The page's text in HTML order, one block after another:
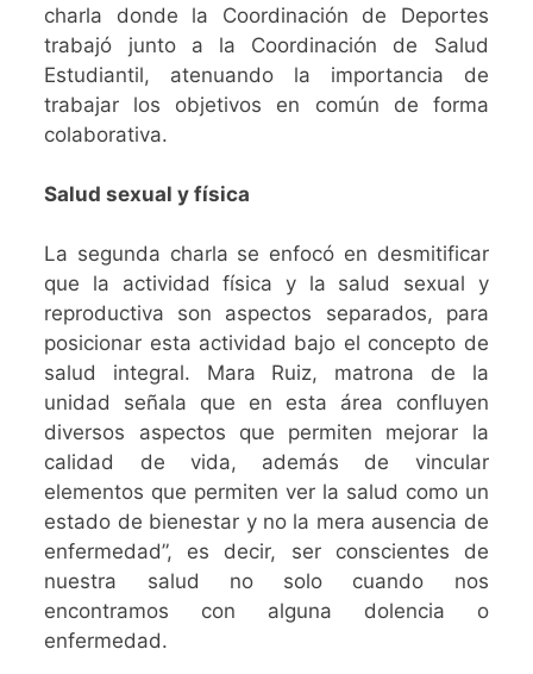
charla donde la Coordinación de Deportes
trabajó junto a la Coordinación de Salud
Estudiantil, atenuando la importancia de
trabajar los objetivos en común de forma
colaborativa.
Salud sexual y física
La segunda charla se enfocó en desmitificar
que la actividad física y la salud sexual y
reproductiva son aspectos separados, para
posicionar esta actividad bajo el concepto de
salud integral. Mara Ruiz, matrona de la
unidad señala que en esta área confluyen
diversos aspectos que permiten mejorar la
calidad de vida, además de vincular
elementos que permiten ver la salud como un
estado de bienestar y no la mera ausencia de
enfermedad”, es decir, ser conscientes de
nuestra salud no solo cuando nos
encontramos con alguna dolencia o
enfermedad.